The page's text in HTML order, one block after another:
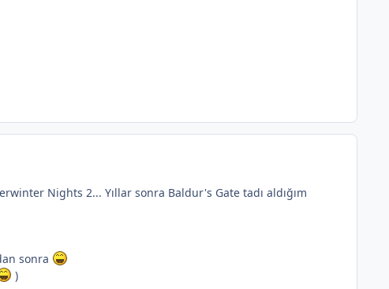
Nights 2... Yıllar sonra Baldur's Gate tadı aldığım
sonra
)